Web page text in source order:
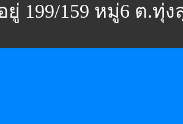
ยู่ 199/159 หมู่6 ต.ทุ่